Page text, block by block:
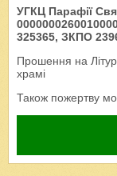
УГКЦ Парафії
325365, ЗКПО
Прошення на
храмі
Також пожертву